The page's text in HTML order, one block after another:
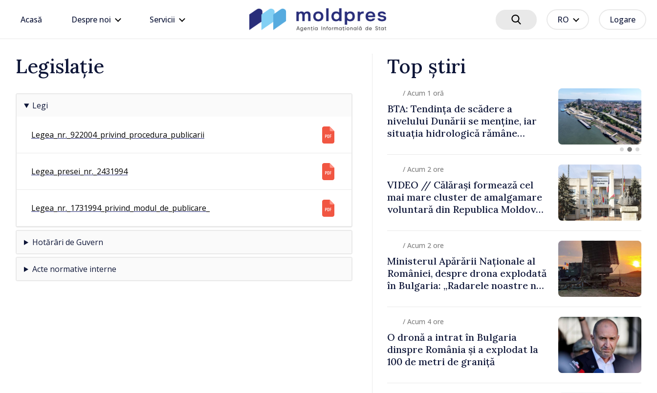
Acasă Despre noi Servicii RO Logare
Legislație
Legi
Legea_nr._922004_privind_procedura_publicarii
Legea_presei_nr._2431994
Legea_nr._1731994_privind_modul_de_publicare_
Hotărâri de Guvern
Acte normative interne
Top știri
situația hidrologică rămâne
/ Acum 1 oră
FOTO // Directorul Serviciului
Vamal, în vizită la Otaci: A fost
examinată posibilitatea dotării
/ Acum 2 ore
VIDEO // Călărași formează cel
mai mare cluster de amalgamare
voluntară din Republica Moldova.
/ Acum 2 ore
Ministerul Apărării Naționale al
României, despre drona explodată
în Bulgaria: „Radarele noastre nu
/ Acum 4 ore
O dronă a intrat în Bulgaria
dinspre România și a explodat la
100 de metri de graniță